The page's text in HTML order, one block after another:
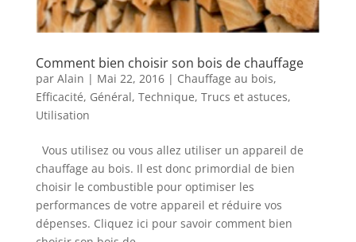
Comment bien choisir son bois de chauffage
par Alain | Mai 22, 2016| Chauffage au bois,
Efficacité, Général, Technique, Trucs et astuces,
Utilisation
Vous utilisez ou vous allez utiliser un appareil de
chauffage au bois. Il est donc primordial de bien
choisir le combustible pour optimiser les
performances de votre appareil et réduire vos
dépenses. Cliquez ici pour savoir comment bien